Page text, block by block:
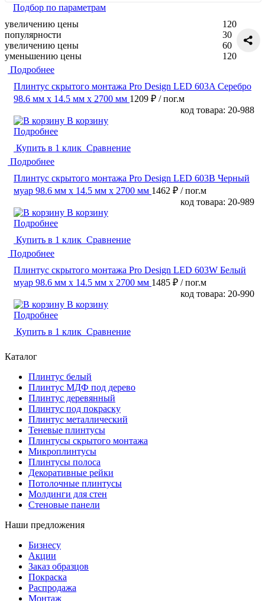
Подбор по параметрам
увеличению цены
популярности
увеличению цены
уменьшению цены
120
30
60
120
Подробнее
Плинтус скрытого монтажа Pro Design LED 603A Серебро
98.6 мм x 14.5 мм х 2700 мм 1209 ₽ / пог.м
код товара: 20-988
В корзину
Подробнее
Купить в 1 клик Сравнение
Подробнее
Плинтус скрытого монтажа Pro Design LED 603B Черный
муар 98.6 мм x 14.5 мм х 2700 мм 1462 ₽ / пог.м
код товара: 20-989
В корзину
Подробнее
Купить в 1 клик Сравнение
Подробнее
Плинтус скрытого монтажа Pro Design LED 603W Белый
муар 98.6 мм x 14.5 мм х 2700 мм 1485 ₽ / пог.м
код товара: 20-990
В корзину
Подробнее
Купить в 1 клик Сравнение
Каталог
Плинтус белый
Плинтус МДФ под дерево
Плинтус деревянный
Плинтус под покраску
Плинтус металлический
Теневые плинтусы
Плинтусы скрытого монтажа
Микроплинтусы
Плинтусы полоса
Декоративные рейки
Потолочные плинтусы
Молдинги для стен
Стеновые панели
Наши предложения
Бизнесу
Акции
Заказ образцов
Покраска
Распродажа
Монтаж